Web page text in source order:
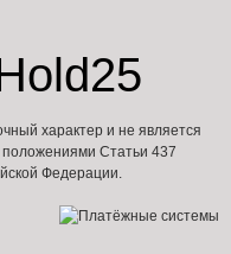
характер и не является
Статьи 437
Федерации.